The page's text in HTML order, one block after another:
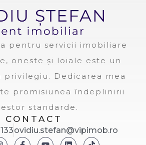
pentru servicii imobiliare
oneste și loiale este un
privilegiu. Dedicarea mea
promisiunea îndeplinirii
standarde.
CONTACT
ovidiu.stefan@vipimob.ro